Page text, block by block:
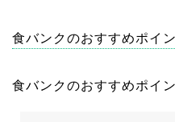
食バンクのおすすめポイ
食バンクのおすすめポイ